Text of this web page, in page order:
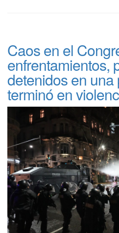
Caos en el
enfrentamientos,
detenidos en una
terminó en